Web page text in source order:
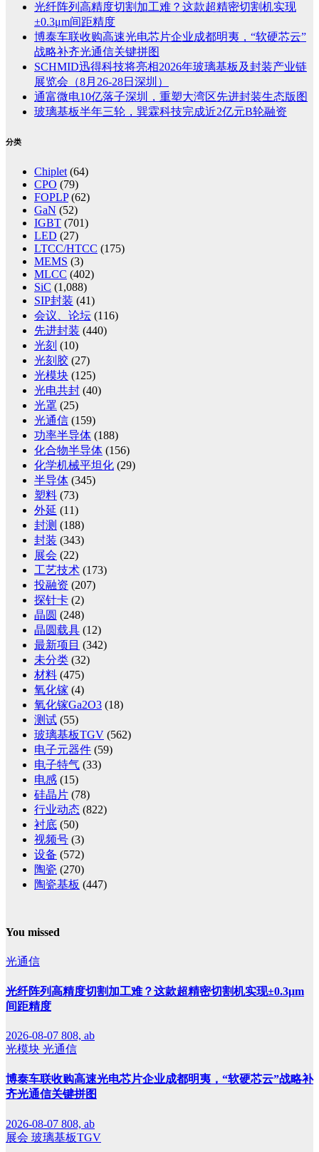
光纤阵列高精度切割加工难？这款超精密切割机实现
±0.3μm间距精度
博泰车联收购高速光电芯片企业成都明夷，“软硬芯云”
战略补齐光通信关键拼图
SCHMID迅得科技将亮相2026年玻璃基板及封装产业链
展览会（8月26-28日深圳）
通富微电10亿落子深圳，重塑大湾区先进封装生态版图
玻璃基板半年三轮，巽霖科技完成近2亿元B轮融资
分类
Chiplet (64)
CPO (79)
FOPLP(62)
GaN (52)
IGBT (701)
LED (27)
LTCC/HTCC (175)
MEMS (3)
MLCC (402)
SiC (1,088)
SIP封装 (41)
会议、论坛 (116)
先进封装 (440)
光刻 (10)
光刻胶 (27)
光模块 (125)
光电共封 (40)
光罩 (25)
光通信 (159)
功率半导体 (188)
化合物半导体 (156)
化学机械平坦化 (29)
半导体 (345)
塑料 (73)
外延 (11)
封测 (188)
封装 (343)
展会 (22)
工艺技术 (173)
投融资 (207)
探针卡 (2)
晶圆 (248)
晶圆载具 (12)
最新项目 (342)
未分类 (32)
材料 (475)
氧化镓 (4)
氧化镓Ga2O3 (18)
测试 (55)
玻璃基板TGV (562)
电子元器件 (59)
电子特气 (33)
电感 (15)
硅晶片 (78)
行业动态 (822)
衬底 (50)
视频号 (3)
设备 (572)
陶瓷 (270)
陶瓷基板 (447)
You missed
光通信
光纤阵列高精度切割加工难？这款超精密切割机实现±0.3μm
间距精度
2026-08-07 808, ab
光模块 光通信
博泰车联收购高速光电芯片企业成都明夷，“软硬芯云”战略补
齐光通信关键拼图
2026-08-07 808, ab
展会 玻璃基板TGV